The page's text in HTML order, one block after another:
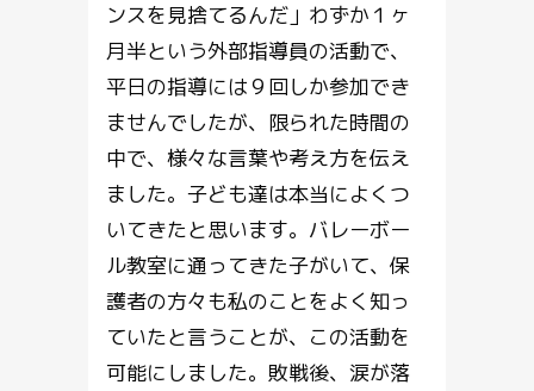
ンスを見捨てるんだ」わずか１ヶ
月半という外部指導員の活動で、
平日の指導には９回しか参加でき
ませんでしたが、限られた時間の
中で、様々な言葉や考え方を伝え
ました。子ども達は本当によくつ
いてきたと思います。バレーボー
ル教室に通ってきた子がいて、保
護者の方々も私のことをよく知っ
ていたと言うことが、この活動を
可能にしました。敗戦後、涙が落